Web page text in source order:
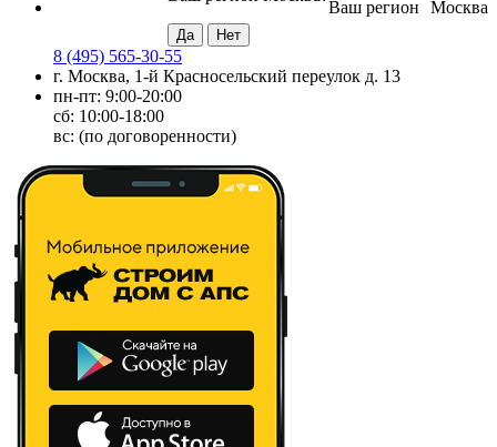
Москва
Ваш регион
8 (495) 565-30-55
г. Москва, 1-й Красносельский переулок д. 13
пн-пт: 9:00-20:00
сб: 10:00-18:00
вс: (по договоренности)